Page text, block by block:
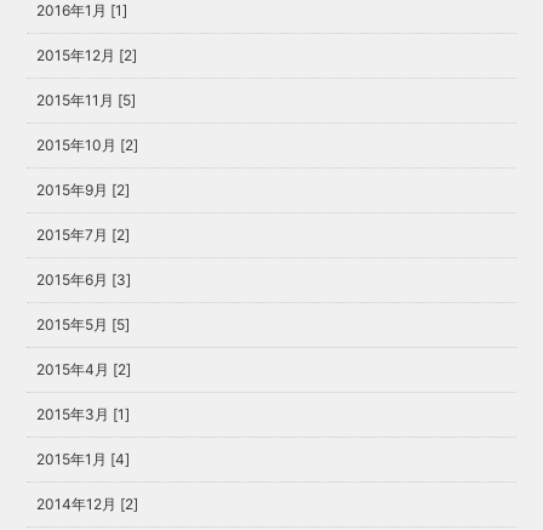
2016年1月 [1]
2015年12月 [2]
2015年11月 [5]
2015年10月 [2]
2015年9月 [2]
2015年7月 [2]
2015年6月 [3]
2015年5月 [5]
2015年4月 [2]
2015年3月 [1]
2015年1月 [4]
2014年12月 [2]